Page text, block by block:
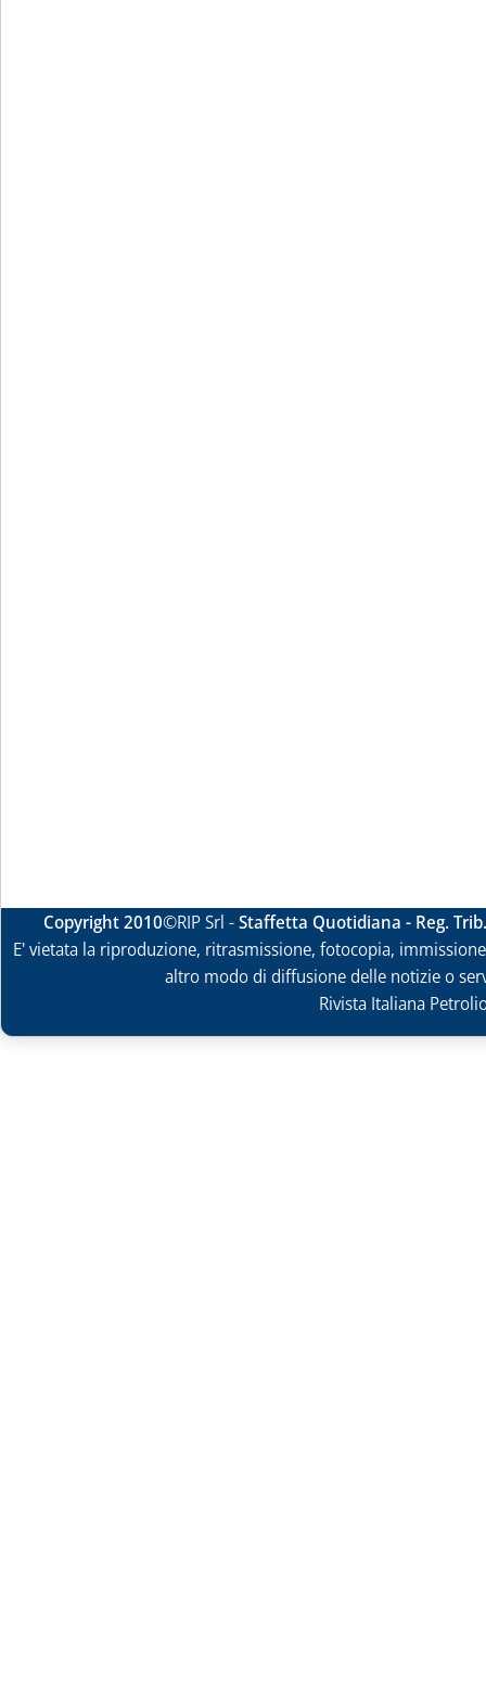
Copyright 2010©RIP Srl -Staffetta Quotidiana - Reg.
E' vietata la riproduzione, ritrasmissione, fotocopia,
altro modo di diffusione delle notizie o
Rivista Italiana